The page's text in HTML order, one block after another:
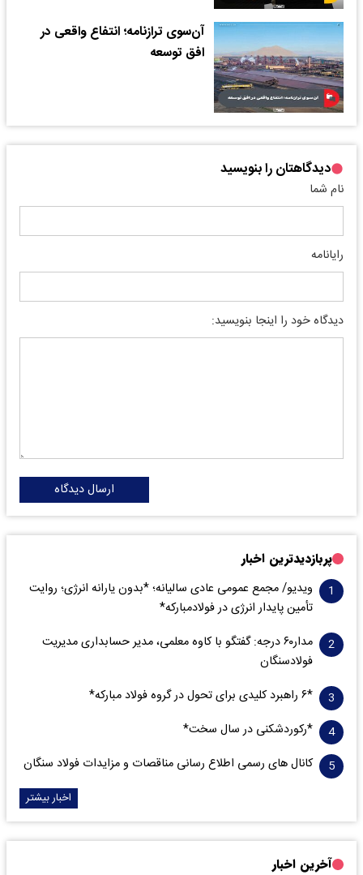
آن‌سوی ترازنامه؛ انتفاع واقعی در
افق توسعه
دیدگاهتان را بنویسید
نام شما
رایانامه
دیدگاه خود را اینجا بنویسید:
ارسال دیدگاه
پربازدیدترین اخبار
ویدیو/ مجمع عمومی عادی سالیانه؛ *بدون یارانه انرژی؛ روایت
تأمین پایدار انرژی در فولادمبارکه*
مدار‌۶٠ درجه: گفتگو با کاوه معلمی، مدیر حسابداری مدیریت
فولادسنگان
*۶ راهبرد کلیدی برای تحول در گروه فولاد مبارکه*
*رکوردشکنی در سال سخت*
کانال های رسمی اطلاع رسانی مناقصات و مزایدات فولاد سنگان
اخبار بیشتر
آخرین اخبار